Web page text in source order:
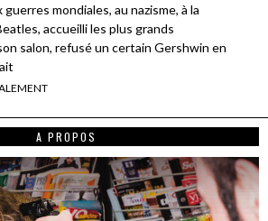
mondiales, au nazisme, à la
accueilli les plus grands
salon, refusé un certain Gershwin en
A PROPOS